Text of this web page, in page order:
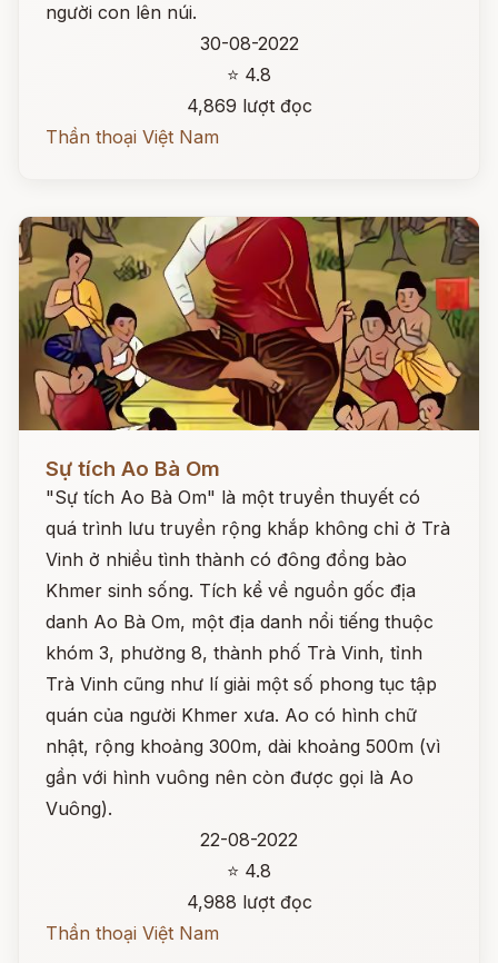
người con lên núi.
30-08-2022
⭐ 4.8
4,869 lượt đọc
Thần thoại Việt Nam
Sự tích Ao Bà Om
"Sự tích Ao Bà Om" là một truyền thuyết có
quá trình lưu truyền rộng khắp không chỉ ở Trà
Vinh ở nhiều tình thành có đông đồng bào
Khmer sinh sống. Tích kể về nguồn gốc địa
danh Ao Bà Om, một địa danh nổi tiếng thuộc
khóm 3, phường 8, thành phố Trà Vinh, tỉnh
Trà Vinh cũng như lí giải một số phong tục tập
quán của người Khmer xưa. Ao có hình chữ
nhật, rộng khoảng 300m, dài khoảng 500m (vì
gần với hình vuông nên còn được gọi là Ao
Vuông).
22-08-2022
⭐ 4.8
4,988 lượt đọc
Thần thoại Việt Nam